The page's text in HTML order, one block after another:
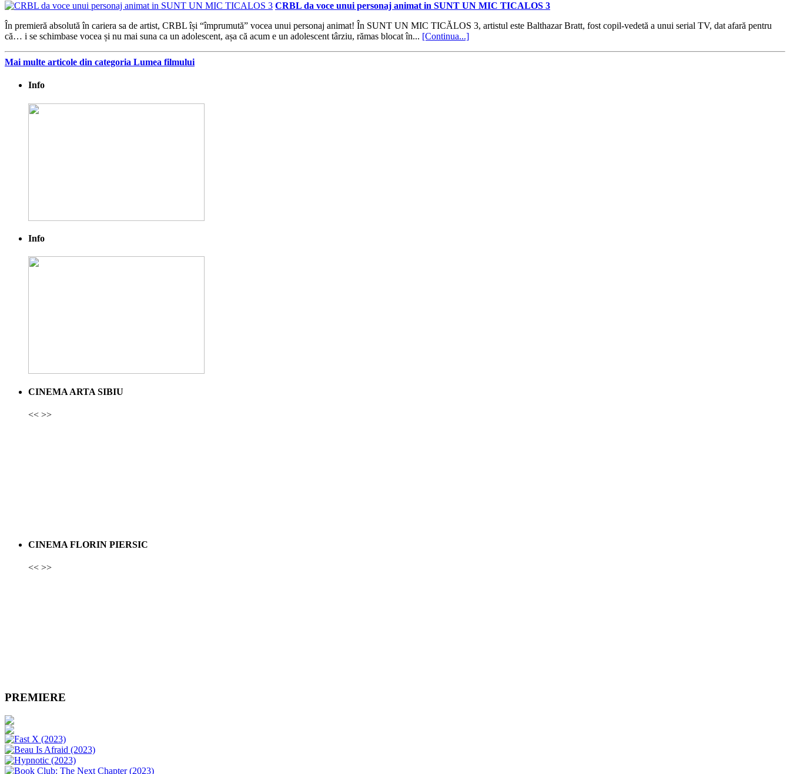
CRBL da voce unui personaj animat in SUNT UN MIC TICALOS 3
În premieră absolută în cariera sa de artist, CRBL își “împrumută” vocea unui personaj animat! În SUNT UN MIC TICĂLOS 3, artistul este Balthazar Bratt, fost copil-vedetă a unui serial TV, dat afară pentru
că… i se schimbase vocea și nu mai suna ca un adolescent, așa că acum e un adolescent târziu, rămas blocat în... [Continua...]
Mai multe articole din categoria Lumea filmului
Info
Info
CINEMA ARTA SIBIU
<< >>
CINEMA FLORIN PIERSIC
<< >>
PREMIERE